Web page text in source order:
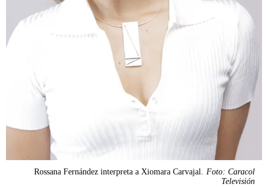
Rossana Fernández interpreta a Xiomara Carvajal​. Foto: Caracol
Televisión